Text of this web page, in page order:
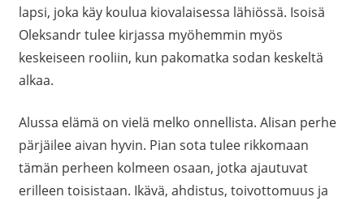
lapsi, joka käy koulua kiovalaisessa lähiössä. Isoisä
Oleksandr tulee kirjassa myöhemmin myös
keskeiseen rooliin, kun pakomatka sodan keskeltä
alkaa.
Alussa elämä on vielä melko onnellista. Alisan perhe
pärjäilee aivan hyvin. Pian sota tulee rikkomaan
tämän perheen kolmeen osaan, jotka ajautuvat
erilleen toisistaan. Ikävä, ahdistus, toivottomuus ja